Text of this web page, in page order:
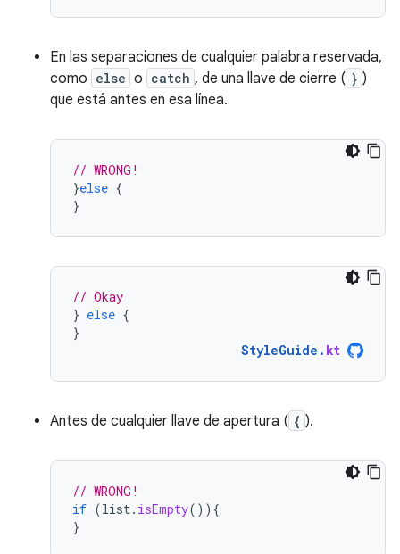
En las separaciones de cualquier palabra reservada,
como else o catch , de una llave de cierre ( } )
que está antes en esa línea.
// WRONG!
}else {
}
// Okay
} else {
}
StyleGuide . kt
Antes de cualquier llave de apertura ( { ).
// WRONG!
if (list. isEmpty()){
}